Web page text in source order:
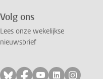
Volg ons
Lees onze wekelijkse
nieuwsbrief
Volg ons op bluesky
Volg ons op
Volg ons op
Volg ons
Volg